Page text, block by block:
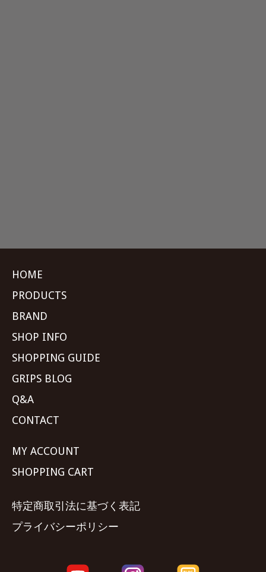
HOME
PRODUCTS
BRAND
SHOP INFO
SHOPPING GUIDE
GRIPS BLOG
Q&A
CONTACT
MY ACCOUNT
SHOPPING CART
特定商取引法に基づく表記
プライバシーポリシー